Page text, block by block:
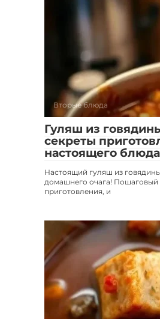
Вторые блюда
Гуляш из
секреты
настоящего блюда
Настоящий гуляш из
домашнего очага! Пошаговый
приготовления, и